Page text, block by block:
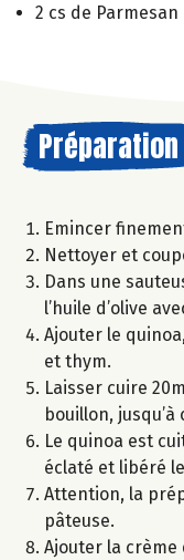
2 cs de Parmesan
Préparation
Emincer
Nettoyer et
Dans une
l’huile d’olive
Ajouter le
et thym.
Laisser cuire
bouillon,
Le quinoa est
éclaté et libéré
Attention, la
pâteuse.
Ajouter la